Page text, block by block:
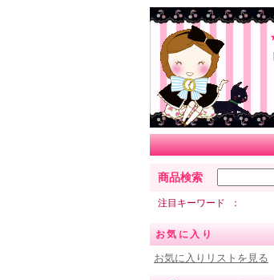
商品検索
注目キーワード
お気に入り
お気に入りリストを見る